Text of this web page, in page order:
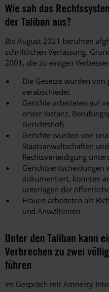
Wie sah das
der Taliban aus?
Bis August 2021 beruhten
schriftlichen Verfassung.
2001, die zu einigen
Die Gesetze wurden
verabschiedet
Gerichte arbeiteten auf
erster Instanz,
Gerichtshof)
Gerichte wurden von
Staatsanwaltschaften
Rechtsverteidigung
Gerichtsentscheidungen
dokumentiert, konnten
unterlagen der
Frauen arbeiteten als
und Anwältinnen
Unter den Taliban kann
Verbrechen zu zwei
führen
Im Gespräch mit Amnesty